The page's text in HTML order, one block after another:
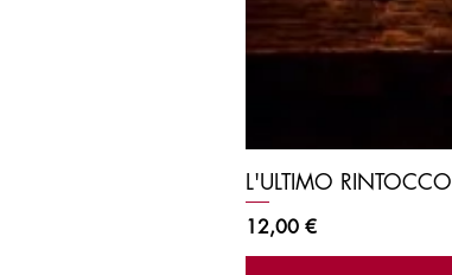
L'ULTIMO RINTOCCO
Prezzo
12,00 €